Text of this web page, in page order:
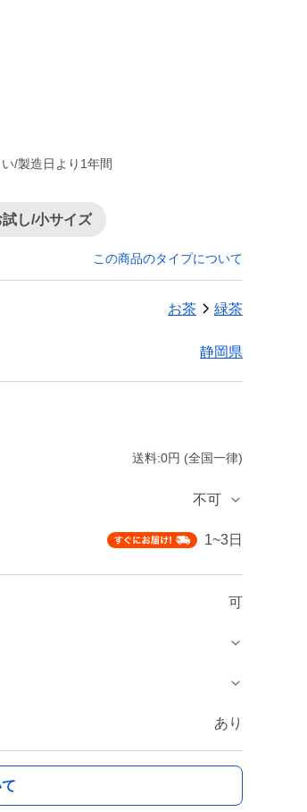
/製造日より1年間
し/小サイズ
この商品のタイプについて
お茶 緑茶
静岡県
送料:0円 (全国一律)
不可
1~3日
可
あり